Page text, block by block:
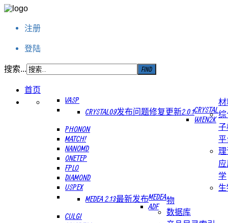
注册
登陆
搜索...
首页
材
VASP
CRYSTAL
CRYSTAL09发布问题修复更新2.0.1
WIEN2K
PHONON
MATCH!
NANOMD
ONETEP
FPLO
DIAMOND
USPEX
综
子
平
MEDEA
MEDEA 2.13最新发布
ADF
CULGI
理
学
物
数据库